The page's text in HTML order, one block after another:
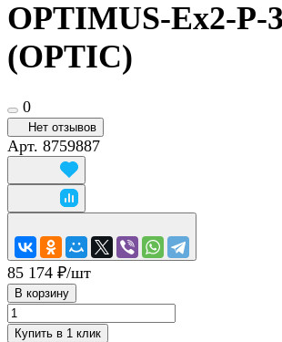
OPTIMUS-Ex2-P-
(OPTIC)
0
Нет отзывов
Арт. 8759887
85 174 ₽/шт
В корзину
Купить в 1 клик